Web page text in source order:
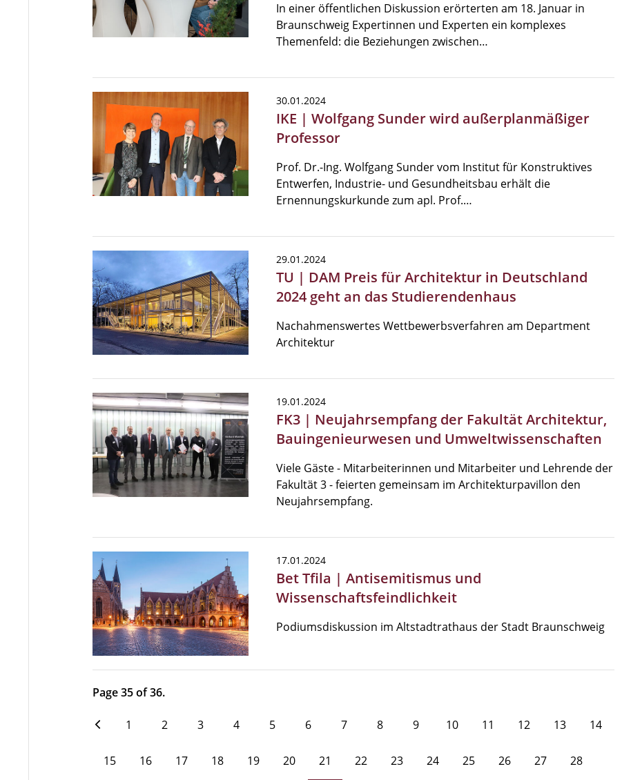
In einer öffentlichen Diskussion erörterten am 18. Januar in
Braunschweig Expertinnen und Experten ein komplexes
Themenfeld: die Beziehungen zwischen…
30.01.2024
IKE | Wolfgang Sunder wird außerplanmäßiger
Professor
Prof. Dr.-Ing. Wolfgang Sunder vom Institut für Konstruktives
Entwerfen, Industrie- und Gesundheitsbau erhält die
Ernennungskurkunde zum apl. Prof.…
29.01.2024
TU | DAM Preis für Architektur in Deutschland
2024 geht an das Studierendenhaus
Nachahmenswertes Wettbewerbsverfahren am Department
Architektur
19.01.2024
FK3 | Neujahrsempfang der Fakultät Architektur,
Bauingenieurwesen und Umweltwissenschaften
Viele Gäste - Mitarbeiterinnen und Mitarbeiter und Lehrende der
Fakultät 3 - feierten gemeinsam im Architekturpavillon den
Neujahrsempfang.
17.01.2024
Bet Tfila | Antisemitismus und
Wissenschaftsfeindlichkeit
Podiumsdiskussion im Altstadtrathaus der Stadt Braunschweig
Page 35 of 36.
1 2 3 4 5 6 7 8 9 10 11 12 13 14
15 16 17 18 19 20 21 22 23 24 25 26 27 28